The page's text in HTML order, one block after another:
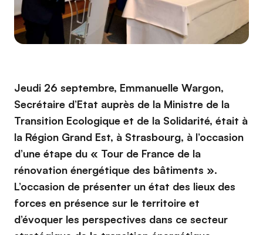
Jeudi 26 septembre, Emmanuelle Wargon,
Secrétaire d’Etat auprès de la Ministre de la
Transition Ecologique et de la Solidarité, était à
la Région Grand Est, à Strasbourg, à l’occasion
d’une étape du « Tour de France de la
rénovation énergétique des bâtiments ».
L’occasion de présenter un état des lieux des
forces en présence sur le territoire et
d’évoquer les perspectives dans ce secteur